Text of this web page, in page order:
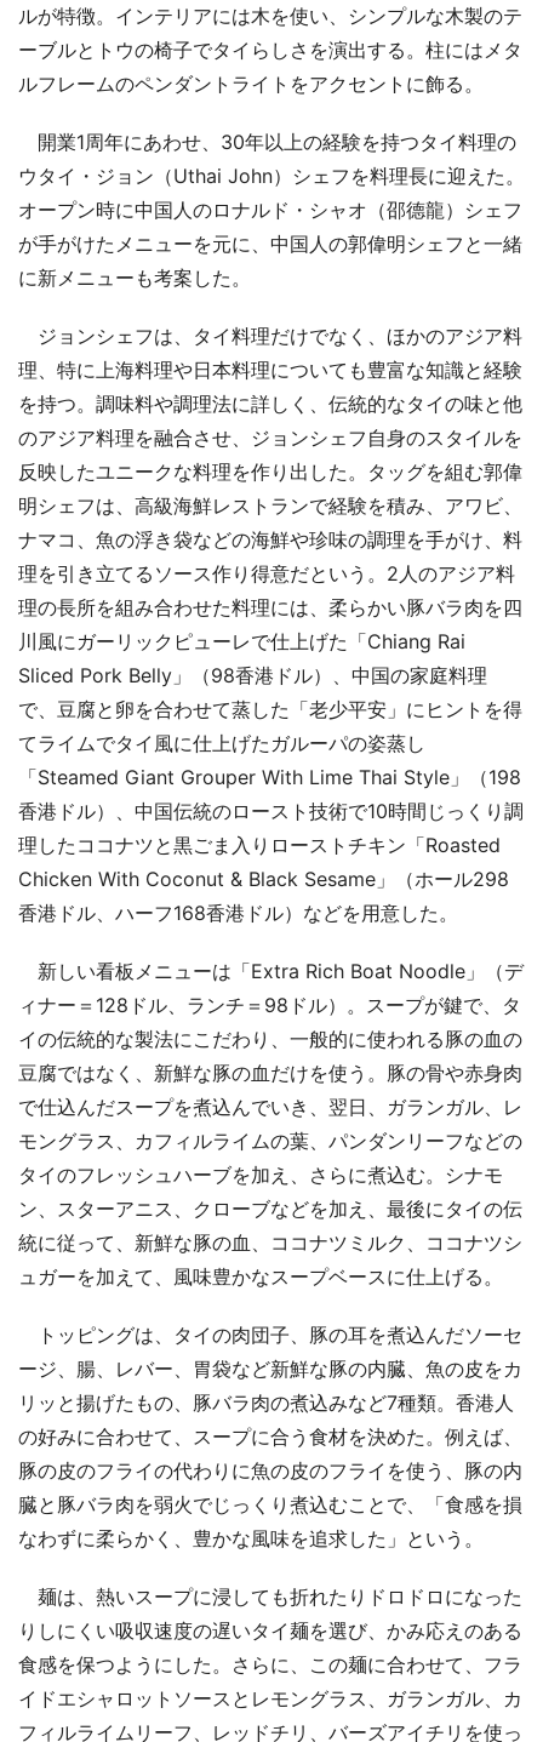
ルが特徴。インテリアには木を使い、シンプルな木製のテ
ーブルとトウの椅子でタイらしさを演出する。柱にはメタ
ルフレームのペンダントライトをアクセントに飾る。
開業1周年にあわせ、30年以上の経験を持つタイ料理の
ウタイ・ジョン（Uthai John）シェフを料理長に迎えた。
オープン時に中国人のロナルド・シャオ（邵德龍）シェフ
が手がけたメニューを元に、中国人の郭偉明シェフと一緒
に新メニューも考案した。
ジョンシェフは、タイ料理だけでなく、ほかのアジア料
理、特に上海料理や日本料理についても豊富な知識と経験
を持つ。調味料や調理法に詳しく、伝統的なタイの味と他
のアジア料理を融合させ、ジョンシェフ自身のスタイルを
反映したユニークな料理を作り出した。タッグを組む郭偉
明シェフは、高級海鮮レストランで経験を積み、アワビ、
ナマコ、魚の浮き袋などの海鮮や珍味の調理を手がけ、料
理を引き立てるソース作り得意だという。2人のアジア料
理の長所を組み合わせた料理には、柔らかい豚バラ肉を四
川風にガーリックピューレで仕上げた「Chiang Rai
Sliced Pork Belly」（98香港ドル）、中国の家庭料理
で、豆腐と卵を合わせて蒸した「老少平安」にヒントを得
てライムでタイ風に仕上げたガルーパの姿蒸し
「Steamed Giant Grouper With Lime Thai Style」（198
香港ドル）、中国伝統のロースト技術で10時間じっくり調
理したココナツと黒ごま入りローストチキン「Roasted
Chicken With Coconut & Black Sesame」（ホール298
香港ドル、ハーフ168香港ドル）などを用意した。
新しい看板メニューは「Extra Rich Boat Noodle」（デ
ィナー＝128ドル、ランチ＝98ドル）。スープが鍵で、タ
イの伝統的な製法にこだわり、一般的に使われる豚の血の
豆腐ではなく、新鮮な豚の血だけを使う。豚の骨や赤身肉
で仕込んだスープを煮込んでいき、翌日、ガランガル、レ
モングラス、カフィルライムの葉、パンダンリーフなどの
タイのフレッシュハーブを加え、さらに煮込む。シナモ
ン、スターアニス、クローブなどを加え、最後にタイの伝
統に従って、新鮮な豚の血、ココナツミルク、ココナツシ
ュガーを加えて、風味豊かなスープベースに仕上げる。
トッピングは、タイの肉団子、豚の耳を煮込んだソーセ
ージ、腸、レバー、胃袋など新鮮な豚の内臓、魚の皮をカ
リッと揚げたもの、豚バラ肉の煮込みなど7種類。香港人
の好みに合わせて、スープに合う食材を決めた。例えば、
豚の皮のフライの代わりに魚の皮のフライを使う、豚の内
臓と豚バラ肉を弱火でじっくり煮込むことで、「食感を損
なわずに柔らかく、豊かな風味を追求した」という。
麺は、熱いスープに浸しても折れたりドロドロになった
りしにくい吸収速度の遅いタイ麺を選び、かみ応えのある
食感を保つようにした。さらに、この麺に合わせて、フラ
イドエシャロットソースとレモングラス、ガランガル、カ
フィルライムリーフ、レッドチリ、バーズアイチリを使っ